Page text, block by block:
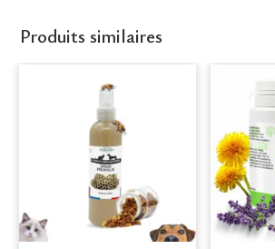
Produits similaires